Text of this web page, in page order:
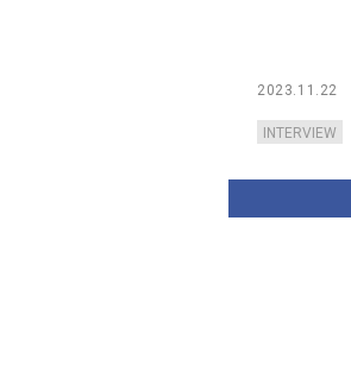
2023.11.22
INTERVIEW